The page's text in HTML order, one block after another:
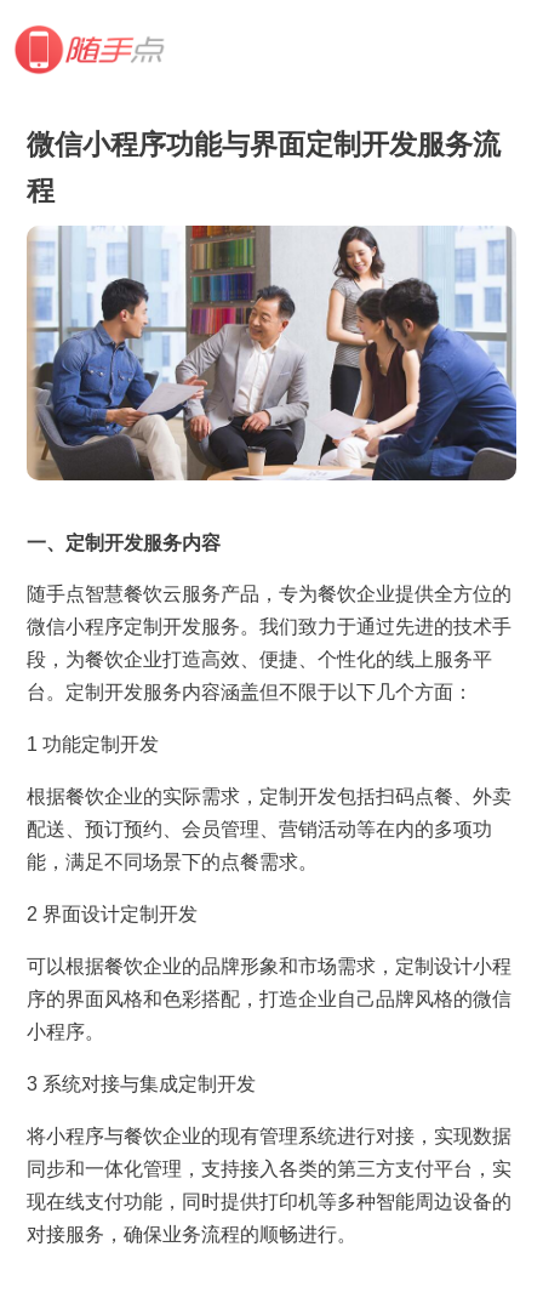
微信小程序功能与界面定制开发服务流
程
一、定制开发服务内容
随手点智慧餐饮云服务产品，专为餐饮企业提供全方位的
微信小程序定制开发服务。我们致力于通过先进的技术手
段，为餐饮企业打造高效、便捷、个性化的线上服务平
台。定制开发服务内容涵盖但不限于以下几个方面：
1 功能定制开发
根据餐饮企业的实际需求，定制开发包括扫码点餐、外卖
配送、预订预约、会员管理、营销活动等在内的多项功
能，满足不同场景下的点餐需求。
2 界面设计定制开发
可以根据餐饮企业的品牌形象和市场需求，定制设计小程
序的界面风格和色彩搭配，打造企业自己品牌风格的微信
小程序。
3 系统对接与集成定制开发
将小程序与餐饮企业的现有管理系统进行对接，实现数据
同步和一体化管理，支持接入各类的第三方支付平台，实
现在线支付功能，同时提供打印机等多种智能周边设备的
对接服务，确保业务流程的顺畅进行。